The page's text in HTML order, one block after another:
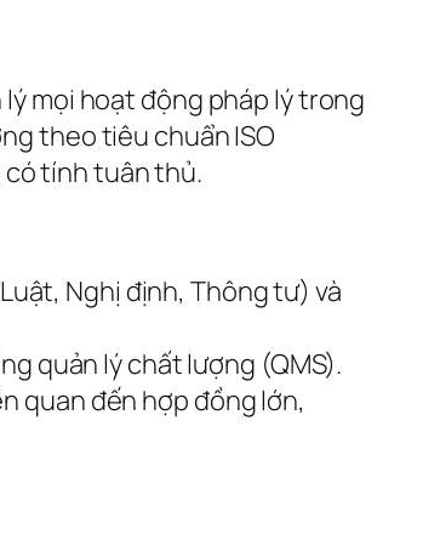
mọi hoạt động pháp lý trong
theo tiêu chuẩn ISO
có tính tuân thủ.
Nghị định, Thông tư) và
quản lý chất lượng (QMS).
quan đến hợp đồng lớn,